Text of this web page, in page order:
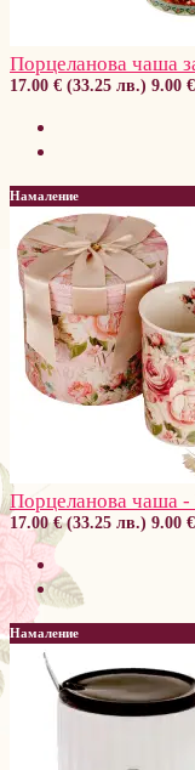
Порцеланова чаша
17.00 € (33.25 лв.) 9.00
Намаление
Порцеланова чаша
17.00 € (33.25 лв.) 9.00
Намаление